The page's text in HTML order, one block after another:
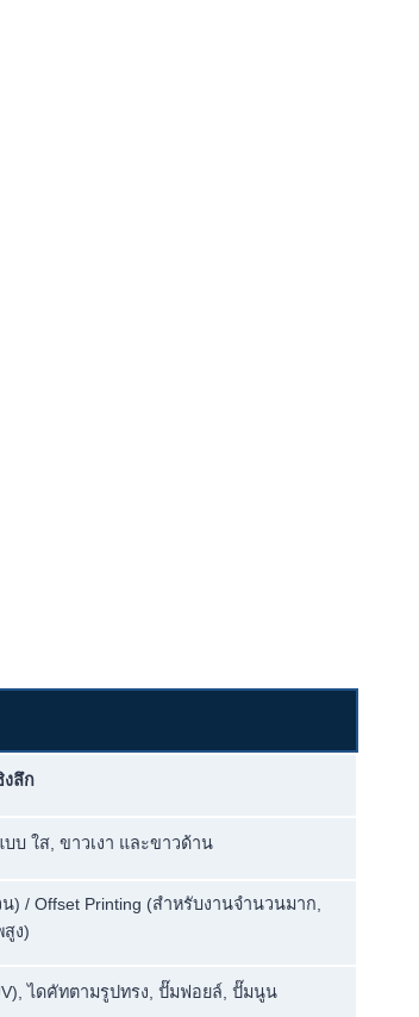
งลึก
บ ใส, ขาวเงา และขาวด้าน
) / Offset Printing (สำหรับงานจำนวนมาก,
ง)
ไดคัทตามรูปทรง, ปั๊มฟอยล์, ปั๊มนูน